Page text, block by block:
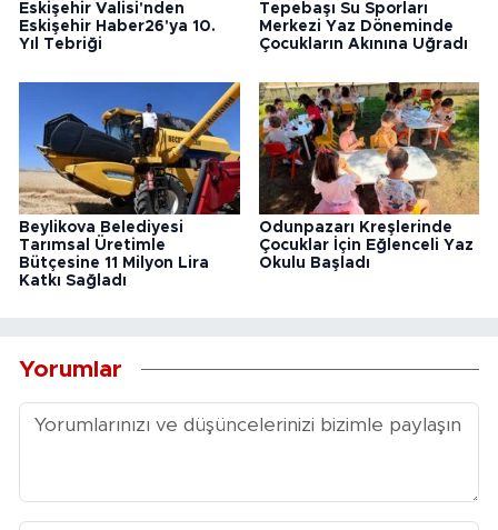
Eskişehir Valisi'nden
Eskişehir Haber26'ya 10.
Yıl Tebriği
Tepebaşı Su Sporları
Merkezi Yaz Döneminde
Çocukların Akınına Uğradı
Beylikova Belediyesi
Tarımsal Üretimle
Bütçesine 11 Milyon Lira
Katkı Sağladı
Odunpazarı Kreşlerinde
Çocuklar İçin Eğlenceli Yaz
Okulu Başladı
Yorumlar